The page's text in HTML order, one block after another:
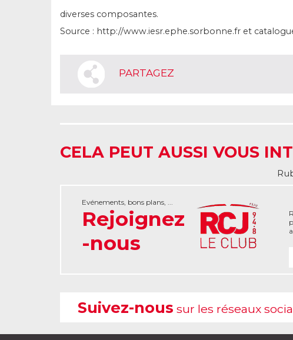
diverses composantes.
Source : http://www.iesr.ephe.sorbonne.fr et
PARTAGEZ
CELA PEUT AUSSI VOUS
Evénements, bons plans, ...
Rejoignez
-nous
Suivez-nous sur les réseaux